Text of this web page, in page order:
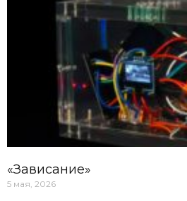
«Зависание»
5 мая, 2026